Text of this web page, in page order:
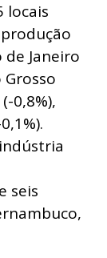
locais
Janeiro
Grosso
0,8%),
seis